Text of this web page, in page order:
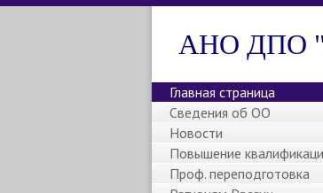
АНО ДПО
Главная страница
Сведения об ОО
Новости
Повышение
Проф. переподготовка